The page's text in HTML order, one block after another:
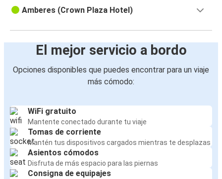
Amberes (Crown Plaza Hotel)
El mejor servicio a bordo
Opciones disponibles que puedes encontrar para un viaje
más cómodo:
WiFi gratuito
Mantente conectado durante tu viaje
Tomas de corriente
Mantén tus dispositivos cargados mientras te desplazas
Asientos cómodos
Disfruta de más espacio para las piernas
Consigna de equipajes